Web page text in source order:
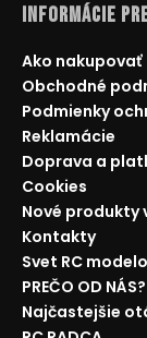
Informácie
Ako nakupovať
Obchodné
Podmienky
Reklamácie
Doprava a
Cookies
Nové produkty
Kontakty
Svet RC
PREČO OD NÁS?
Najčastejšie